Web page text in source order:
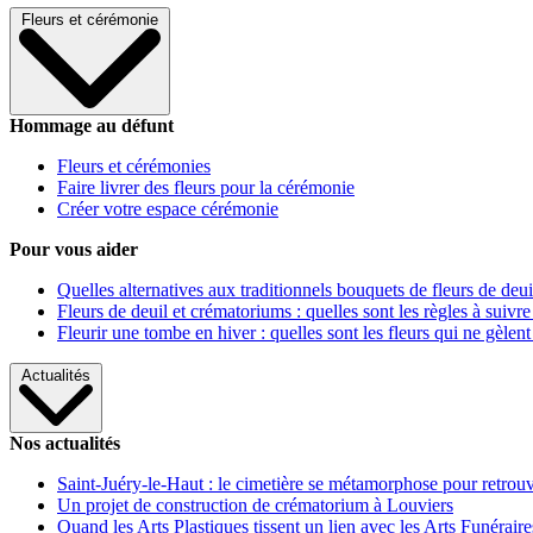
Fleurs et cérémonie
Hommage au défunt
Fleurs et cérémonies
Faire livrer des fleurs pour la cérémonie
Créer votre espace cérémonie
Pour vous aider
Quelles alternatives aux traditionnels bouquets de fleurs de
Fleurs de deuil et crématoriums : quelles sont les règles à
Fleurir une tombe en hiver : quelles sont les fleurs qui ne gèlent
Actualités
Nos actualités
Saint-Juéry-le-Haut : le cimetière se métamorphose pour
Un projet de construction de crématorium à Louviers
Quand les Arts Plastiques tissent un lien avec les Arts